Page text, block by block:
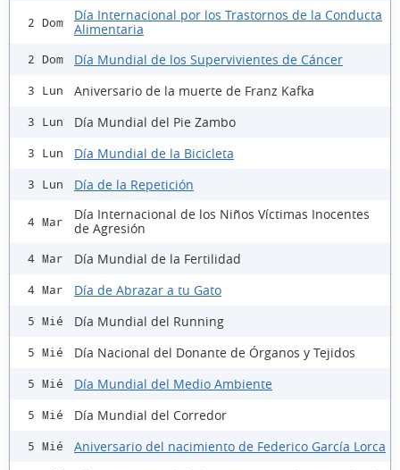
2 Dom
Día Internacional por los Trastornos de la Conducta
Alimentaria
2 Dom Día Mundial de los Supervivientes de Cáncer
3 Lun Aniversario de la muerte de Franz Kafka
3 Lun Día Mundial del Pie Zambo
3 Lun Día Mundial de la Bicicleta
3 Lun Día de la Repetición
4 Mar
Día Internacional de los Niños Víctimas Inocentes
de Agresión
4 Mar Día Mundial de la Fertilidad
4 Mar Día de Abrazar a tu Gato
5 Mié Día Mundial del Running
5 Mié Día Nacional del Donante de Órganos y Tejidos
5 Mié Día Mundial del Medio Ambiente
5 Mié Día Mundial del Corredor
5 Mié Aniversario del nacimiento de Federico García Lorca